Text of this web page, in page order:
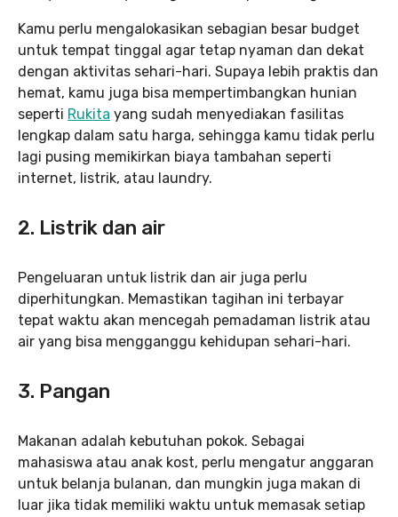
Kamu perlu mengalokasikan sebagian besar budget
untuk tempat tinggal agar tetap nyaman dan dekat
dengan aktivitas sehari-hari. Supaya lebih praktis dan
hemat, kamu juga bisa mempertimbangkan hunian
seperti Rukita yang sudah menyediakan fasilitas
lengkap dalam satu harga, sehingga kamu tidak perlu
lagi pusing memikirkan biaya tambahan seperti
internet, listrik, atau laundry.
2. Listrik dan air
Pengeluaran untuk listrik dan air juga perlu
diperhitungkan. Memastikan tagihan ini terbayar
tepat waktu akan mencegah pemadaman listrik atau
air yang bisa mengganggu kehidupan sehari-hari.
3. Pangan
Makanan adalah kebutuhan pokok. Sebagai
mahasiswa atau anak kost, perlu mengatur anggaran
untuk belanja bulanan, dan mungkin juga makan di
luar jika tidak memiliki waktu untuk memasak setiap